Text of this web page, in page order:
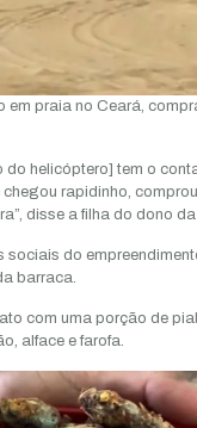
em praia no Ceará,
do helicóptero] tem o
rapidinho,
disse a filha do dono
sociais do
barraca.
com uma porção de
alface e farofa.